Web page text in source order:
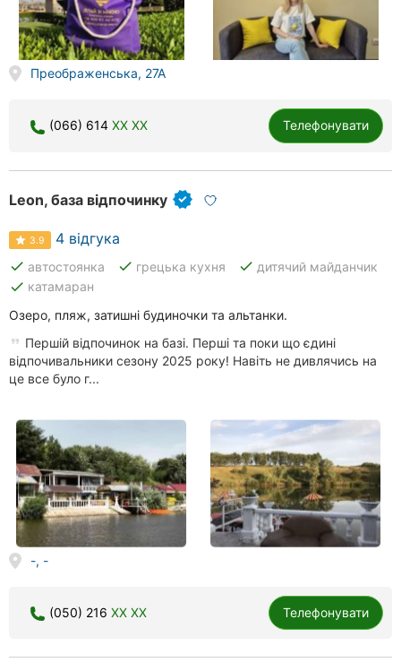
Одеса
Київ
Кривий
Миколаїв
Херсон
Чернігів
Черкаси
Чернівці
Суми
Франківськ
Преображенська, 27А
(066) 614 XX XX Телефонувати
Leon, база відпочинку
3.9 4 відгука
done автостоянка done грецька кухня done дитячий майданчик
done катамаран
Озеро, пляж, затишні будиночки та альтанки.
Першій відпочинок на базі. Перші та поки що єдині
відпочивальники сезону 2025 року! Навіть не дивлячись на
це все було г...
-, -
(050) 216 XX XX Телефонувати